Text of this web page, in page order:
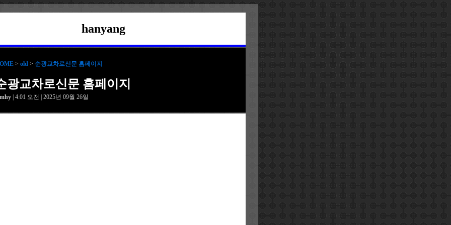
hanyang
> old > 순광교차로신문 홈페이지
광교차로신문 홈페이지
| 4:01 오전 | 2025년 09월 26일